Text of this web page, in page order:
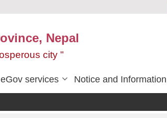
Nepal
city "
eGov services Notice and Information